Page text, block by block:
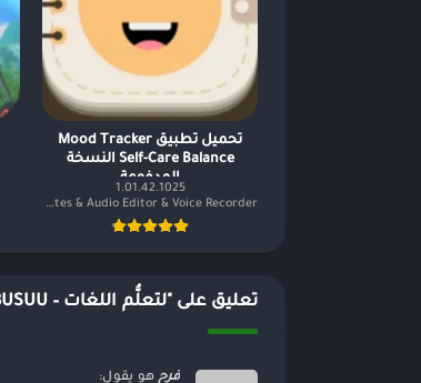
تحميل تطبيق Mood Tracker
Self-Care Balance النسخة
المدفوعة
1.01.42.1025
Dairy App & Notes & Audio Editor & Voice Recorder
تعليق على "لتعلُّم اللغات – BUSUU"
فرح هو يقول: